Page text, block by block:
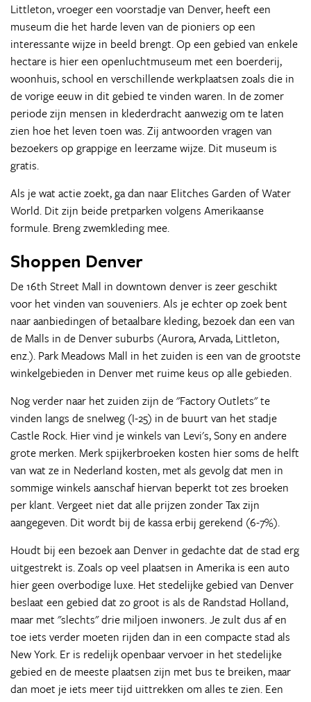
Littleton, vroeger een voorstadje van Denver, heeft een
museum die het harde leven van de pioniers op een
interessante wijze in beeld brengt. Op een gebied van enkele
hectare is hier een openluchtmuseum met een boerderij,
woonhuis, school en verschillende werkplaatsen zoals die in
de vorige eeuw in dit gebied te vinden waren. In de zomer
periode zijn mensen in klederdracht aanwezig om te laten
zien hoe het leven toen was. Zij antwoorden vragen van
bezoekers op grappige en leerzame wijze. Dit museum is
gratis.
Als je wat actie zoekt, ga dan naar Elitches Garden of Water
World. Dit zijn beide pretparken volgens Amerikaanse
formule. Breng zwemkleding mee.
Shoppen Denver
De 16th Street Mall in downtown denver is zeer geschikt
voor het vinden van souveniers. Als je echter op zoek bent
naar aanbiedingen of betaalbare kleding, bezoek dan een van
de Malls in de Denver suburbs (Aurora, Arvada, Littleton,
enz.). Park Meadows Mall in het zuiden is een van de grootste
winkelgebieden in Denver met ruime keus op alle gebieden.
Nog verder naar het zuiden zijn de "Factory Outlets" te
vinden langs de snelweg (I-25) in de buurt van het stadje
Castle Rock. Hier vind je winkels van Levi's, Sony en andere
grote merken. Merk spijkerbroeken kosten hier soms de helft
van wat ze in Nederland kosten, met als gevolg dat men in
sommige winkels aanschaf hiervan beperkt tot zes broeken
per klant. Vergeet niet dat alle prijzen zonder Tax zijn
aangegeven. Dit wordt bij de kassa erbij gerekend (6-7%).
Houdt bij een bezoek aan Denver in gedachte dat de stad erg
uitgestrekt is. Zoals op veel plaatsen in Amerika is een auto
hier geen overbodige luxe. Het stedelijke gebied van Denver
beslaat een gebied dat zo groot is als de Randstad Holland,
maar met "slechts" drie miljoen inwoners. Je zult dus af en
toe iets verder moeten rijden dan in een compacte stad als
New York. Er is redelijk openbaar vervoer in het stedelijke
gebied en de meeste plaatsen zijn met bus te breiken, maar
dan moet je iets meer tijd uittrekken om alles te zien. Een